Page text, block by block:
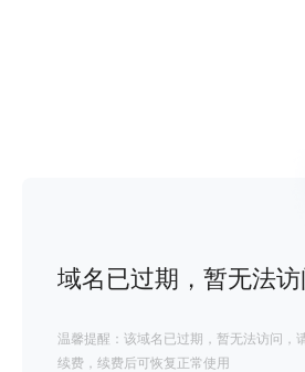
域名已过期，暂无法访
温馨提醒：该域名已过期，暂无法访问，
续费，续费后可恢复正常使用